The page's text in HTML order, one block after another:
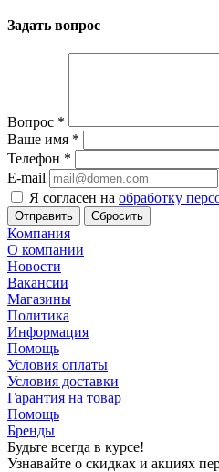
Задать вопрос
Вопрос *
Ваше имя *
Телефон *
E-mail
Я согласен на обработку
Сбросить
Компания
О компании
Новости
Вакансии
Магазины
Политика
Информация
Помощь
Условия оплаты
Условия доставки
Гарантия на товар
Помощь
Бренды
Будьте всегда в курсе!
Узнавайте о скидках и акциях